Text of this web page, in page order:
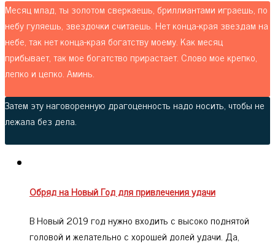
Месяц млад, ты золотом сверкаешь, бриллиантами играешь, по
небу гуляешь, звездочки считаешь. Нет конца-края звездам на
небе, так нет конца-края богатству моему. Как месяц
прибывает, так мое богатство прирастает. Слово мое крепко,
лепко и цепко. Аминь.
Затем эту наговоренную драгоценность надо носить, чтобы не
лежала без дела.
Обряд на Новый Год для привлечения удачи
В Новый 2019 год нужно входить с высоко поднятой
головой и желательно с хорошей долей удачи. Да,